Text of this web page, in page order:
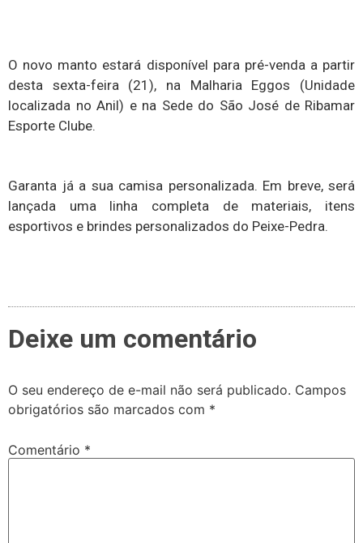
O novo manto estará disponível para pré-venda a partir
desta sexta-feira (21), na Malharia Eggos (Unidade
localizada no Anil) e na Sede do São José de Ribamar
Esporte Clube.
Garanta já a sua camisa personalizada. Em breve, será
lançada uma linha completa de materiais, itens
esportivos e brindes personalizados do Peixe-Pedra.
Deixe um comentário
O seu endereço de e-mail não será publicado. Campos
obrigatórios são marcados com *
Comentário *